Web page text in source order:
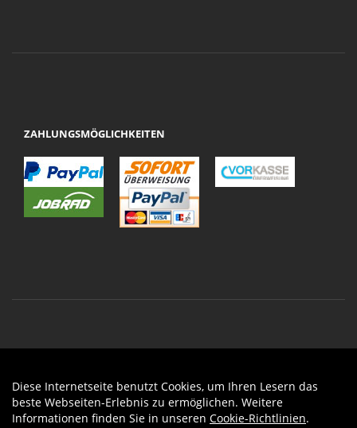
ZAHLUNGSMÖGLICHKEITEN
Diese Internetseite benutzt Cookies, um Ihren Lesern das
beste Webseiten-Erlebnis zu ermöglichen. Weitere
Informationen finden Sie in unseren Cookie-Richtlinien.
Auftrag widerrufen